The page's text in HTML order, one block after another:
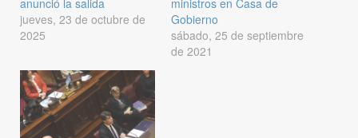
anunció la salida
jueves, 23 de octubre de
2025
ministros en Casa de
Gobierno
sábado, 25 de septiembre
de 2021